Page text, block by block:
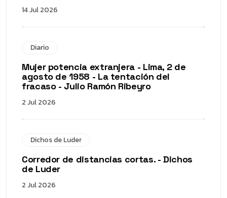
14 Jul 2026
Diario
Mujer potencia extranjera - Lima, 2 de
agosto de 1958 - La tentación del
fracaso - Julio Ramón Ribeyro
2 Jul 2026
Dichos de Luder
Corredor de distancias cortas. - Dichos
de Luder
2 Jul 2026